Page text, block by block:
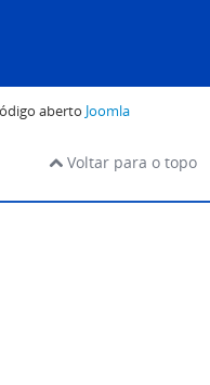
aberto Joomla
Voltar para o topo